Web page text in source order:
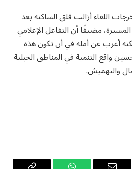
اللقاء أزالت قلق الساكنة بعد
مضيفًا أن التفاعل الإعلامي
أعرب عن أمله في أن تكون هذه
واقع التنمية في المناطق الجبلية
والتهميش.